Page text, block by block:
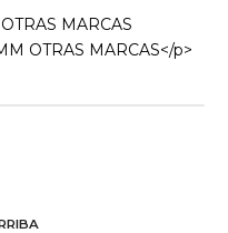
MARCAS
OTRAS MARCAS</p>